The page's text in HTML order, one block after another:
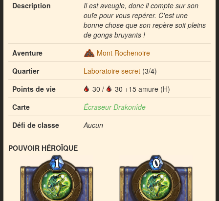
Description
Il est aveugle, donc il compte sur son
ouïe pour vous repérer. C'est une
bonne chose que son repère soit pleins
de gongs bruyants !
Aventure
Mont Rochenoire
Quartier
Laboratoire secret(3/4)
Points de vie
30 /
30 +15 amure (H)
Carte
Écraseur Drakonîde
Défi de classe
Aucun
POUVOIR HÉROÏQUE